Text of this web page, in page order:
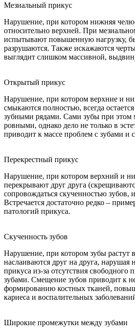
Мезиальный прикус
Нарушение, при котором нижняя
относительно верхней. При
испытывают повышенную нагрузку,
разрушаются. Также искажаются
выглядит слишком массивной,
Открытый прикус
Нарушение, при котором верхние и
смыкаются полностью, всегда
зубными рядами. Сами зубы при этом
ровными, однако дело не только в
приводит к массе проблем с зубами и
Перекрестный прикус
Нарушение, при котором верхний и
перекрывают друг друга
сопровождаться скученностью зубов,
Встречается достаточно редко –
патологий прикуса.
Скученность зубов
Нарушение, при котором зубы растут
наслаиваются друг на друга,
прикуса из-за отсутствия свободного
зубами. Смещение зубов приводит к
формированию костных тканей,
кариеса и воспалительных
Широкие промежутки между зубами